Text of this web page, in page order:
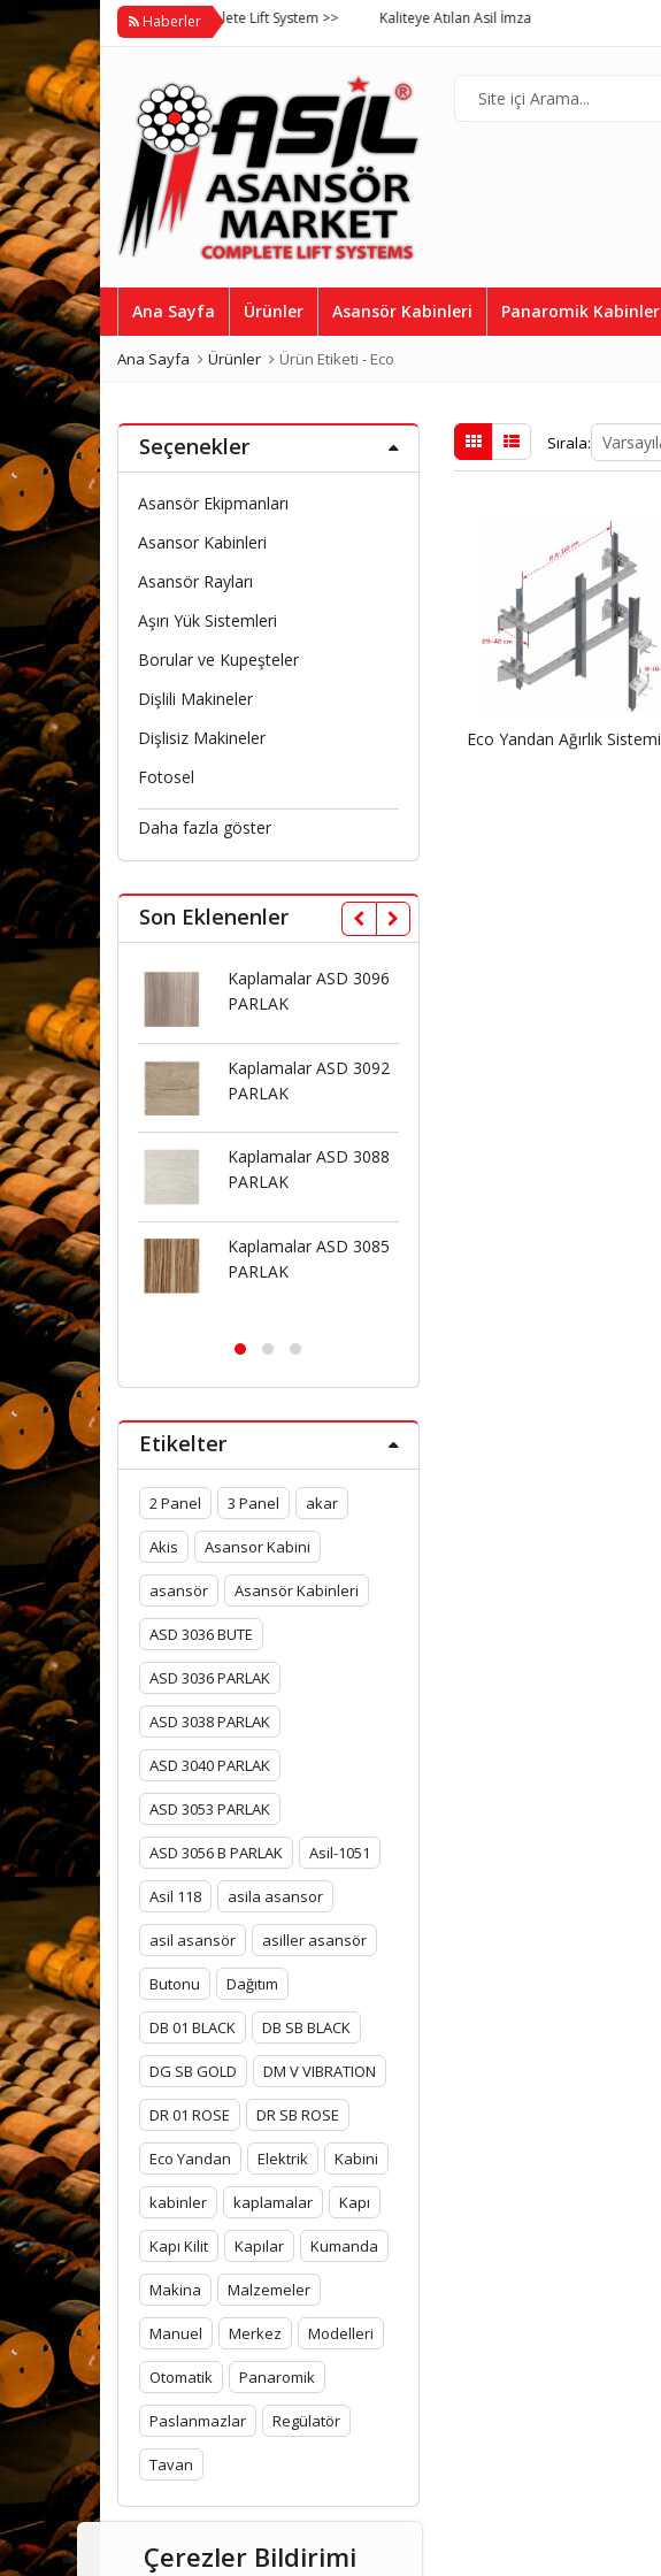
Haberler
Asansör Market Complete Lift System >> Kaliteye Atılan Asil İmza, Asil Asansör
Ana Sayfa Ürünler Asansör Kabinleri Panaromik Kabinler
Ana Sayfa Ürünler Ürün Etiketi - Eco
Sırala:
Eco Yandan Ağırlık Sistemi
Seçenekler
Asansör Ekipmanları
Asansor Kabinleri
Asansör Rayları
Aşırı Yük Sistemleri
Borular ve Kupeşteler
Dişlili Makineler
Dişlisiz Makineler
Fotosel
Daha fazla göster
Son Eklenenler
Kaplamalar ASD 3096
PARLAK
Kaplamalar ASD 3092
PARLAK
Kaplamalar ASD 3088
PARLAK
Kaplamalar ASD 3085
PARLAK
Kaplamalar ASD 3075
Kaplamalar ASD 3069
Kaplamalar ASD 3126
Kaplamalar ASD 3126
Etikelter
2 Panel 3 Panel akar
Akis Asansor Kabini
asansör Asansör Kabinleri
ASD 3036 BUTE
ASD 3036 PARLAK
ASD 3038 PARLAK
ASD 3040 PARLAK
ASD 3053 PARLAK
ASD 3056 B PARLAK Asil-1051
Asil 118 asila asansor
asil asansör asiller asansör
Butonu Dağıtım
DB 01 BLACK DB SB BLACK
DG SB GOLD DM V VIBRATION
DR 01 ROSE DR SB ROSE
Eco Yandan Elektrik Kabini
kabinler kaplamalar Kapı
Kapı Kilit Kapılar Kumanda
Makina Malzemeler
Manuel Merkez Modelleri
Otomatik Panaromik
Paslanmazlar Regülatör
Tavan
Çerezler Bildirimi